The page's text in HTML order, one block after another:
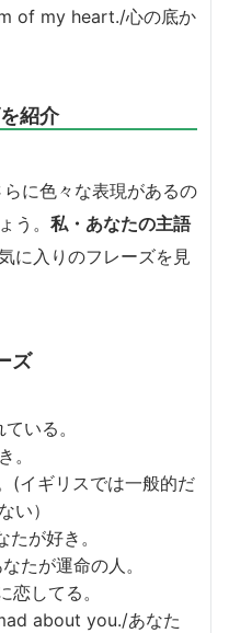
of my heart./心の底か
紹介
に色々な表現があるの
う。 私・あなたの主語
に入りのフレーズを見
ズ
いる。
。
(イギリスでは一般的だ
い）
が好き。
たが運命の人。
してる。
about you./あなた